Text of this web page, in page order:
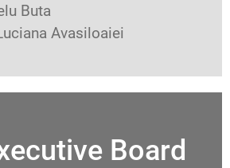
Buta
Avasiloaiei
Board